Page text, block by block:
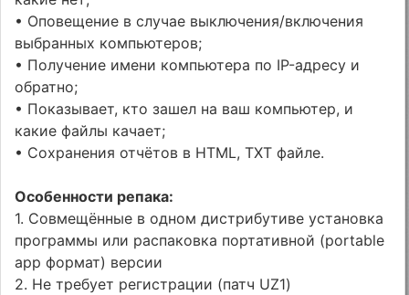
• Оповещение в случае выключения/включения
выбранных компьютеров;
• Получение имени компьютера по IP-адресу и
обратно;
• Показывает, кто зашел на ваш компьютер, и
какие файлы качает;
• Сохранения отчётов в HTML, TXT файле.
Особенности репака:
1. Совмещённые в одном дистрибутиве установка
программы или распаковка портативной (portable
app формат) версии
2. Не требует регистрации (патч UZ1)